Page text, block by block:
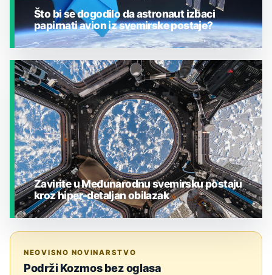
JESTE LI ZNALI?
Što bi se dogodilo da astronaut izbaci
papirnati avion iz svemirske postaje?
Zavirite u Međunarodnu svemirsku postaju
kroz hiper-detaljan obilazak
NEOVISNO NOVINARSTVO
Podrži Kozmos bez oglasa